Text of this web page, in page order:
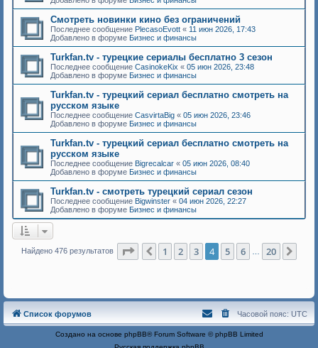
Смотреть новинки кино без ограничений
Последнее сообщение PlecasoEvott « 11 июн 2026, 17:43
Добавлено в форуме Бизнес и финансы
Turkfan.tv - турецкие сериалы бесплатно 3 сезон
Последнее сообщение CasinokeKix « 05 июн 2026, 23:48
Добавлено в форуме Бизнес и финансы
Turkfan.tv - турецкий сериал бесплатно смотреть на
русском языке
Последнее сообщение CasvirtaBig « 05 июн 2026, 23:46
Добавлено в форуме Бизнес и финансы
Turkfan.tv - турецкий сериал бесплатно смотреть на
русском языке
Последнее сообщение Bigrecalcar « 05 июн 2026, 08:40
Добавлено в форуме Бизнес и финансы
Turkfan.tv - смотреть турецкий сериал сезон
Последнее сообщение Bigwinster « 04 июн 2026, 22:27
Добавлено в форуме Бизнес и финансы
Найдено 476 результатов Страница из 20
Пред.
1 2 3 4 5 6 20
Список форумов Часовой пояс: UTC
Создано на основе phpBB® Forum Software © phpBB Limited